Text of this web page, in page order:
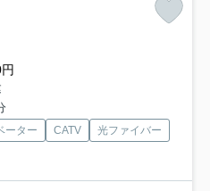
ーター CATV
光ファイバー